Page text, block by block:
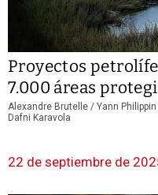
Proyectos
7.000 áreas
Alexandre Brutelle / Yann
Dafni Karavola
22 de septiembre de